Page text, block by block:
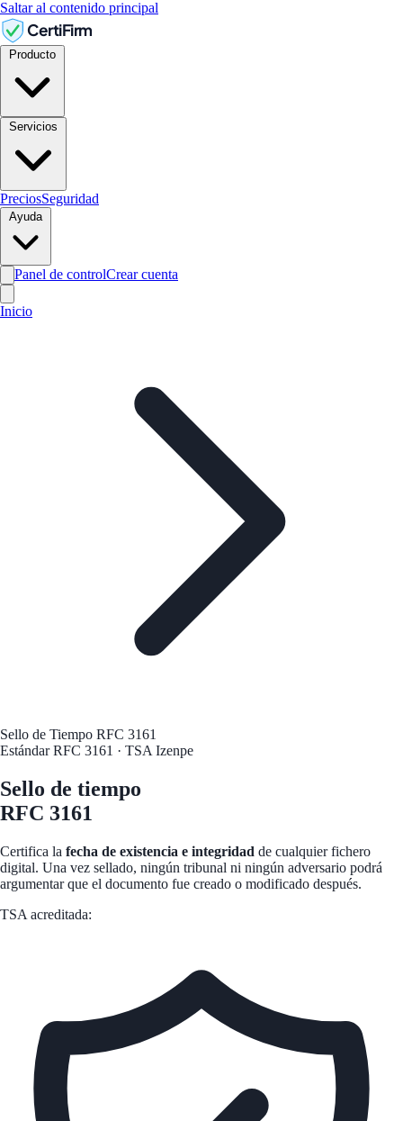
Saltar al contenido principal
CertiFirm
PreciosSeguridad
Ayuda
Panel de controlCrear cuenta
Inicio
Sello de Tiempo RFC 3161
Estándar RFC 3161 · TSA Izenpe
Sello de tiempo
RFC 3161
Certifica la fecha de existencia e integridad de cualquier fichero
digital. Una vez sellado, ningún tribunal ni ningún adversario podrá
argumentar que el documento fue creado o modificado después.
TSA acreditada: